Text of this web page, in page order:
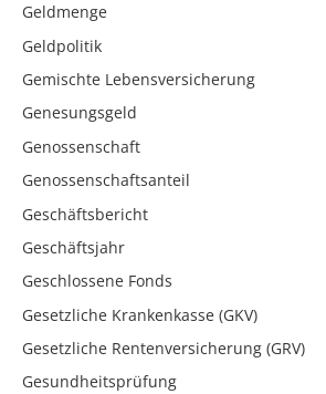
Geldmenge
Geldpolitik
Gemischte Lebensversicherung
Genesungsgeld
Genossenschaft
Genossenschaftsanteil
Geschäftsbericht
Geschäftsjahr
Geschlossene Fonds
Gesetzliche Krankenkasse (GKV)
Gesetzliche Rentenversicherung (GRV)
Gesundheitsprüfung